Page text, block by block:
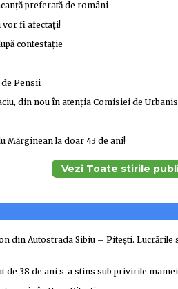
preferată de români
vor fi afectați!
contestație
de Pensii
din nou în atenția Comisiei de
Mărginean la doar 43 de ani!
Vezi Toate stirile
din Autostrada Sibiu – Pitești. Lucrările
de 38 de ani s-a stins sub privirile mamei